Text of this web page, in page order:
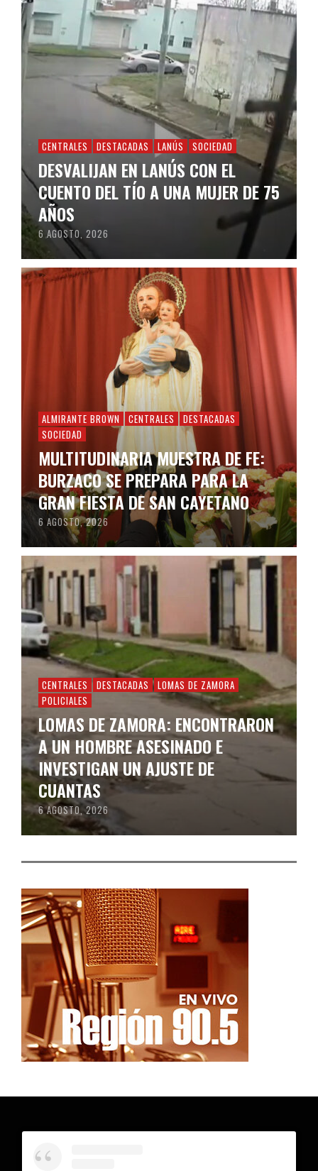
CENTRALES DESTACADAS LANÚS SOCIEDAD
DESVALIJAN EN LANÚS CON EL
CUENTO DEL TÍO A UNA MUJER DE 75
AÑOS
6 AGOSTO, 2026
ALMIRANTE BROWN CENTRALES
DESTACADAS
SOCIEDAD
MULTITUDINARIA MUESTRA DE FE:
BURZACO SE PREPARA PARA LA
GRAN FIESTA DE SAN CAYETANO
6 AGOSTO, 2026
CENTRALES DESTACADAS
LOMAS DE ZAMORA
POLICIALES
LOMAS DE ZAMORA: ENCONTRARON
A UN HOMBRE ASESINADO E
INVESTIGAN UN AJUSTE DE
CUANTAS
6 AGOSTO, 2026